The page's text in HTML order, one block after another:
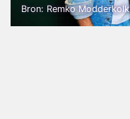
Bron: Remko Modderkolk